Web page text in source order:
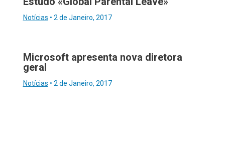
Notícias • 2 de Janeiro, 2017
Microsoft apresenta nova diretora
geral
Notícias • 2 de Janeiro, 2017